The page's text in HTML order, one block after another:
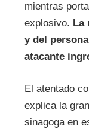
mientras
explosivo. La
y del
atacante
El atentado
explica la
sinagoga en